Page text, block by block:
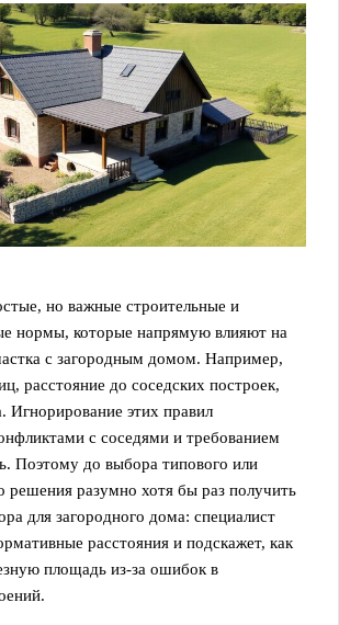
но важные строительные и
нормы, которые напрямую влияют на
с загородным домом. Например,
расстояние до соседских построек,
Игнорирование этих правил
с соседями и требованием
Поэтому до выбора типового или
решения разумно хотя бы раз получить
для загородного дома: специалист
расстояния и подскажет, как
площадь из‑за ошибок в